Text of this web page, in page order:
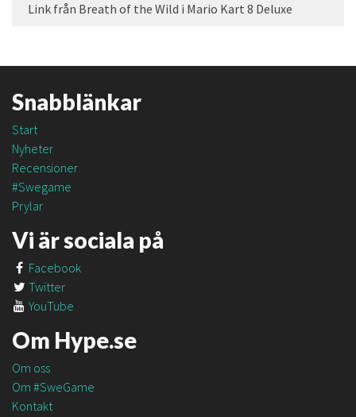
Link från Breath of the Wild i Mario Kart 8 Deluxe
Snabblänkar
Start
Nyheter
Recensioner
#Swegame
Prylar
Vi är sociala på
Facebook
Twitter
YouTube
Om Hype.se
Om oss
Om #SweGame
Kontakt